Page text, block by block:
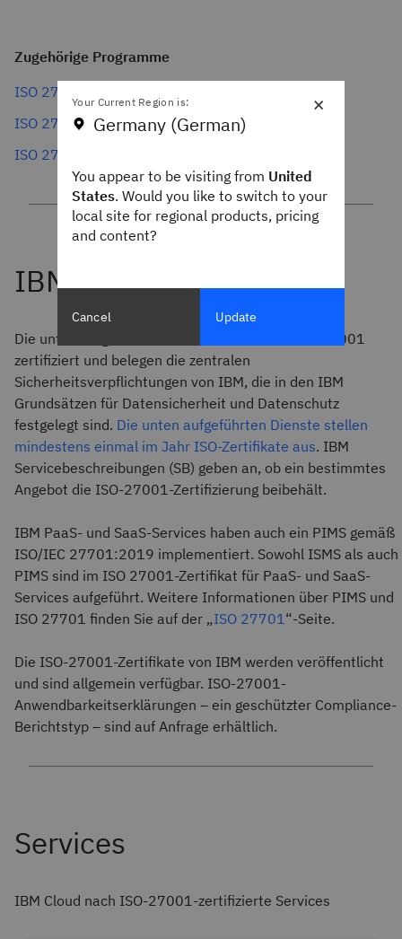
Zugehörige Programme
ISO 27017
ISO 27018
ISO 27701
Die unten aufgeführten Services sind nach ISO-27001
zertifiziert und belegen die zentralen
Sicherheitsverpflichtungen von IBM, die in den IBM
Grundsätzen für Datensicherheit und Datenschutz
festgelegt sind. Die unten aufgeführten Dienste stellen
mindestens einmal im Jahr ISO-Zertifikate aus. IBM
Servicebeschreibungen (SB) geben an, ob ein bestimmtes
Angebot die ISO-27001-Zertifizierung beibehält.
IBM PaaS- und SaaS-Services haben auch ein PIMS gemäß
ISO/IEC 27701:2019 implementiert. Sowohl ISMS als auch
PIMS sind im ISO 27001-Zertifikat für PaaS- und SaaS-
Services aufgeführt. Weitere Informationen über PIMS und
ISO 27701 finden Sie auf der „ISO 27701“-Seite.
Die ISO-27001-Zertifikate von IBM werden veröffentlicht
und sind allgemein verfügbar. ISO-27001-
Anwendbarkeitserklärungen – ein geschützter Compliance-
Berichtstyp – sind auf Anfrage erhältlich.
Services
IBM Cloud nach ISO-27001-zertifizierte Services
×
Your Current Region is:
Germany (German)
You appear to be visiting from United
States. Would you like to switch to your
local site for regional products, pricing
and content?
Cancel Update